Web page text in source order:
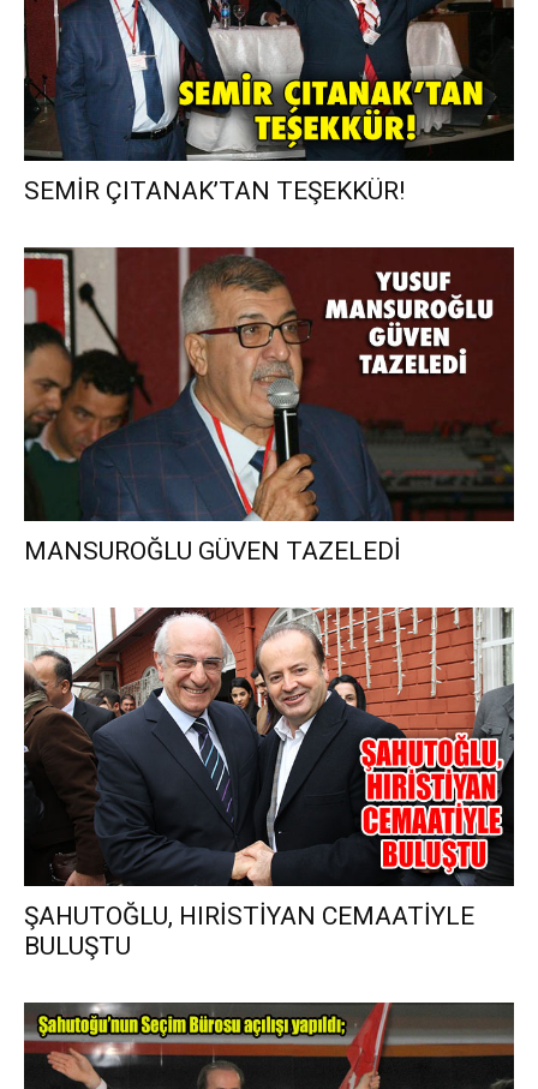
SEMİR ÇITANAK’TAN TEŞEKKÜR!
MANSUROĞLU GÜVEN TAZELEDİ
ŞAHUTOĞLU, HIRİSTİYAN CEMAATİYLE
BULUŞTU